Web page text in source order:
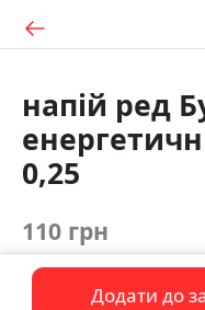
напій ред
0,25
110 грн
Додати до